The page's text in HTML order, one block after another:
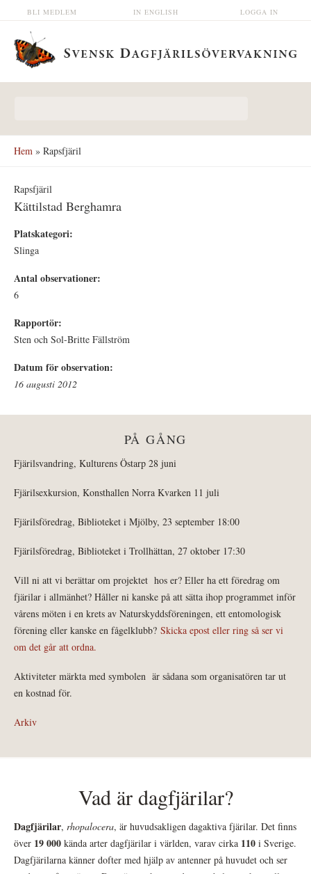
Hoppa till huvudinnehåll LOGGA IN
IN ENGLISH
BLI MEDLEM
Hem » Rapsfjäril
Rapsfjäril
Kättilstad Berghamra
Platskategori:
Slinga
Antal observationer:
6
Rapportör:
Sten och Sol-Britte Fällström
Datum för observation:
16 augusti 2012
PÅ GÅNG
Fjärilsvandring, Kulturens Östarp 28 juni
Fjärilsexkursion, Konsthallen Norra Kvarken 11 juli
Fjärilsföredrag, Biblioteket i Mjölby, 23 september 18:00
Fjärilsföredrag, Biblioteket i Trollhättan, 27 oktober 17:30
Vill ni att vi berättar om projektet hos er? Eller ha ett föredrag om
fjärilar i allmänhet? Håller ni kanske på att sätta ihop programmet inför
vårens möten i en krets av Naturskyddsföreningen, ett entomologisk
förening eller kanske en fågelklubb? Skicka epost eller ring så ser vi
om det går att ordna.
Aktiviteter märkta med symbolen är sådana som organisatören tar ut
en kostnad för.
Arkiv
Vad är dagfjärilar?
Dagfjärilar, rhopalocera, är huvudsakligen dagaktiva fjärilar. Det finns
över 19 000 kända arter dagfjärilar i världen, varav cirka 110 i Sverige.
Dagfjärilarna känner dofter med hjälp av antenner på huvudet och ser